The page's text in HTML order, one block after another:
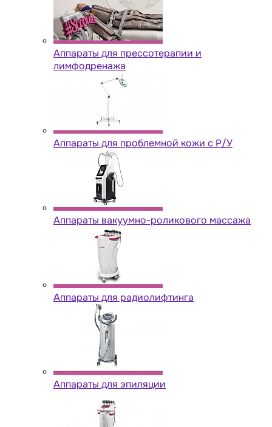
Аппараты для прессотерапии и
лимфодренажа
Аппараты для проблемной кожи с Р/У
Аппараты вакуумно-роликового массажа
Аппараты для радиолифтинга
Аппараты для эпиляции